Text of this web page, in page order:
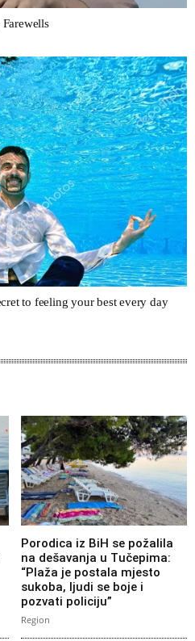
Porodica iz BiH se požalila
na dešavanja u Tučepima:
“Plaža je postala mjesto
sukoba, ljudi se boje i
pozvati policiju”
Region